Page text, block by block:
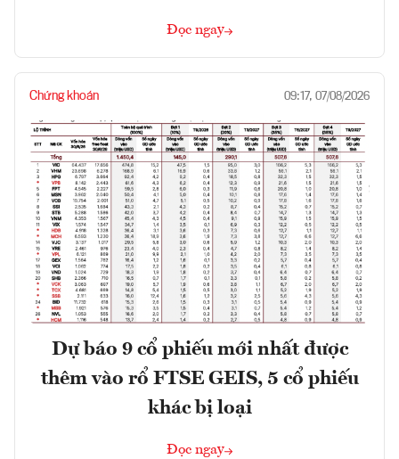
Đọc ngay
Chứng khoán 09:17, 07/08/2026
Dự báo 9 cổ phiếu mới nhất được
thêm vào rổ FTSE GEIS, 5 cổ phiếu
khác bị loại
Đọc ngay